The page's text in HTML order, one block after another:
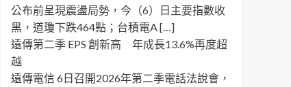
公布前呈現震盪局勢，今（6）日主要指數收
黑，道瓊下跌464點；台積電A […]
遠傳第二季 EPS 創新高 年成長13.6%再度超
越
遠傳電信 6日召開2026年第二季電話法說會，